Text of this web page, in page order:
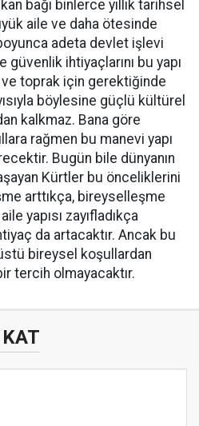
bağı binlerce yıllık tarihsel
aile ve daha ötesinde
adeta devlet işlevi
ihtiyaçlarını bu yapı
ve toprak için gerektiğinde
böylesine güçlü kültürel
kalkmaz. Bana göre
rağmen bu manevi yapı
Bugün bile dünyanın
Kürtler bu önceliklerini
arttıkça, bireyselleşme
yapısı zayıfladıkça
da artacaktır. Ancak bu
bireysel koşullardan
tercih olmayacaktır.